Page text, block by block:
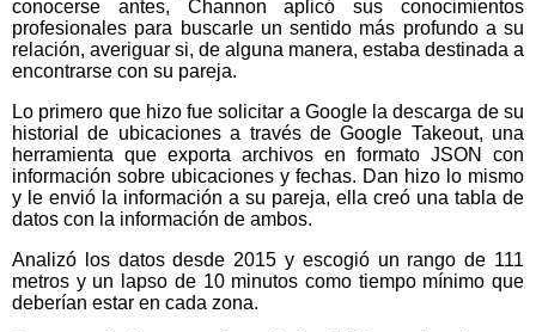
conocerse antes, Channon aplicó sus conocimientos
profesionales para buscarle un sentido más profundo a su
relación, averiguar si, de alguna manera, estaba destinada a
encontrarse con su pareja.
Lo primero que hizo fue solicitar a Google la descarga de su
historial de ubicaciones a través de Google Takeout, una
herramienta que exporta archivos en formato JSON con
información sobre ubicaciones y fechas. Dan hizo lo mismo
y le envió la información a su pareja, ella creó una tabla de
datos con la información de ambos.
Analizó los datos desde 2015 y escogió un rango de 111
metros y un lapso de 10 minutos como tiempo mínimo que
deberían estar en cada zona.